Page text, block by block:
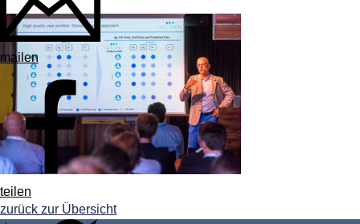
mailen
teilen
zurück zur Übersicht